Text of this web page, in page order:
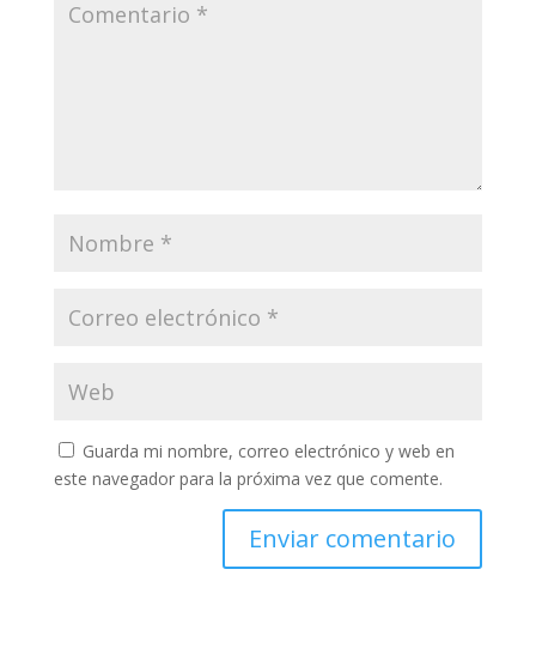
Guarda mi nombre, correo electrónico y web en
este navegador para la próxima vez que comente.